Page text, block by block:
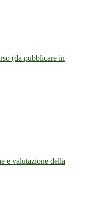
(da pubblicare in
e valutazione della